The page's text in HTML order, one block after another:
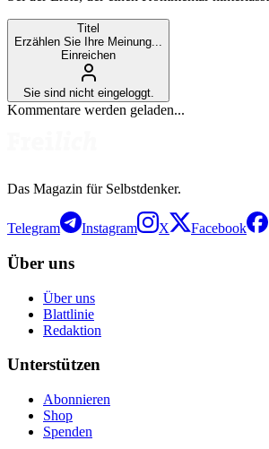
Titel
Erzählen Sie Ihre Meinung...
Einreichen
Sie sind nicht eingeloggt.
Kommentare werden geladen...
Das Magazin für Selbstdenker.
Telegram Instagram X Facebook
Über uns
Über uns
Blattlinie
Redaktion
Unterstützen
Abonnieren
Shop
Spenden